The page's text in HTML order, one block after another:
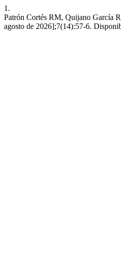
1.
Patrón Cortés RM, Quijano García
agosto de 2026];7(14):57-6.